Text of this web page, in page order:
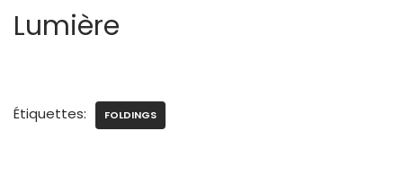
Lumière
Étiquettes: FOLDINGS